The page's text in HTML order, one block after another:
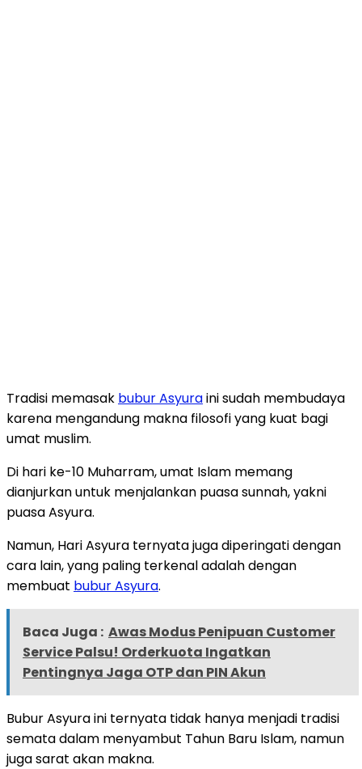
Tradisi memasak bubur Asyuraini sudah membudaya
karena mengandung makna filosofi yang kuat bagi
umat muslim.
Di hari ke-10 Muharram, umat Islam memang
dianjurkan untuk menjalankan puasa sunnah, yakni
puasa Asyura.
Namun, Hari Asyura ternyata juga diperingati dengan
cara lain, yang paling terkenal adalah dengan
membuat bubur Asyura.
Baca Juga : Awas Modus Penipuan Customer
Service Palsu! Orderkuota Ingatkan
Pentingnya Jaga OTP dan PIN Akun
Bubur Asyura ini ternyata tidak hanya menjadi tradisi
semata dalam menyambut Tahun Baru Islam, namun
juga sarat akan makna.